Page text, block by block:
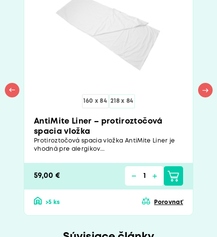
160 x 84 218 x 84
AntiMite Liner – protiroztočová
spacia vložka
Protiroztočová spacia vložka AntiMite Liner je
vhodná pre alergikov...
59,00 €
>5 ks Porovnať